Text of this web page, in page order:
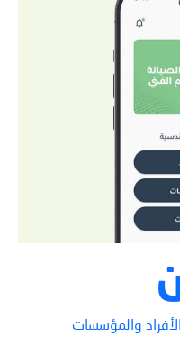
والمؤسسات